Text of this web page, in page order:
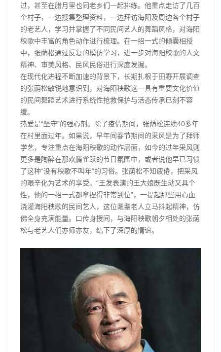
过，甚至在腊月里也同老乡们一起排练。他重点走访了几百
个村子，一边搜集整理资料，一边拜访海阳及周边各个村子
的老艺人，学习并掌握了不同民间艺人的舞蹈风格，对海阳
秧歌中丰富的角色动作进行梳理。在一招一式的倾囊相授
中，张荫松通过反复的模仿学习，进一步对海阳秧歌的人文
精神、审美风格、民风民俗进行深度发掘。
在现代化进程不断加速的背景下，长期扎根于田野开展调查
的张荫松敏锐地意识到，对海阳秧歌这一具有重要文化价值
的民间舞蹈艺术进行系统性抢救保护与活态传承已刻不容
缓。
热爱是“坚守”的强心剂。除了疫情期间，张荫松连续40多年
在村里面过年。如果说，早年间春节期间的采风是为了拜师
学艺，专注重点在海阳秧歌的动作层面，如今的过年采风则
更多是陶醉在那欢腾雀跃的节日氛围中，或者说他早已习惯
了这种“没有秧歌不叫年”的习俗。张荫松不知疲倦，把采风
的艰辛化为艺术的享受。“王发表演的王大娘既生动又具个
性，他的一招一式都拿捏得非常到位”，一提起那些用心血
浇灌海阳秧歌的民间艺人，这位耄耋老人立马抖起精神，仿
佛全身充满能量。口传身授间，与海阳秧歌朝夕相处的张荫
松与老艺人们亦师亦友，结下了深厚的情谊。